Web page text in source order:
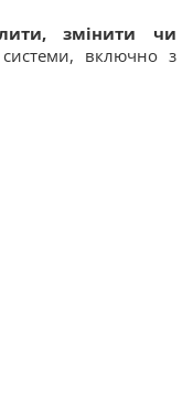
змінити чи
включно з